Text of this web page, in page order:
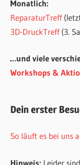
Monatlich:
ReparaturTreff
3D-DruckTreff(3.
…und viele
Workshops &
Dein erster
So läuft es bei uns
Hinweis: Leider